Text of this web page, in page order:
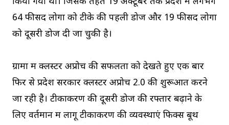
64 फीसद लोगों को टीके की पहली डोज और 19 फीसद लोगों
को दूसरी डोज दी जा चुकी है।
ग्रामों में क्लस्टर अप्रोच की सफलता को देखते हुए एक बार
फिर से प्रदेश सरकार क्लस्टर अप्रोच 2.0 की शुरूआत करने
जा रही है। टीकाकरण की दूसरी डोज की रफ्तार बढ़ाने के
लिए वर्तमान में लागू टीकाकरण की व्यवस्थाएं फिक्स बूथ